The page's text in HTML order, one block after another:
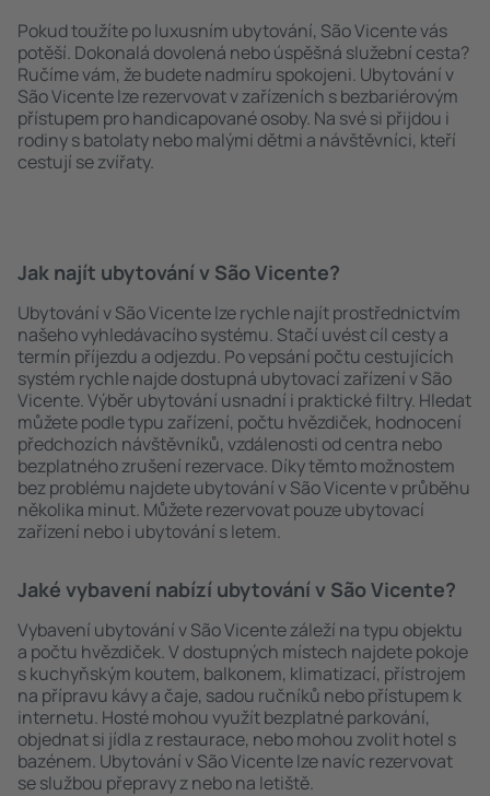
Pokud toužíte po luxusním ubytování, São Vicente vás
potěší. Dokonalá dovolená nebo úspěšná služební cesta?
Ručíme vám, že budete nadmíru spokojeni. Ubytování v
São Vicente lze rezervovat v zařízeních s bezbariérovým
přístupem pro handicapované osoby. Na své si přijdou i
rodiny s batolaty nebo malými dětmi a návštěvníci, kteří
cestují se zvířaty.
Jak najít ubytování v São Vicente?
Ubytování v São Vicente lze rychle najít prostřednictvím
našeho vyhledávacího systému. Stačí uvést cíl cesty a
termín příjezdu a odjezdu. Po vepsání počtu cestujících
systém rychle najde dostupná ubytovací zařízení v São
Vicente. Výběr ubytování usnadní i praktické filtry. Hledat
můžete podle typu zařízení, počtu hvězdiček, hodnocení
předchozích návštěvníků, vzdálenosti od centra nebo
bezplatného zrušení rezervace. Díky těmto možnostem
bez problému najdete ubytování v São Vicente v průběhu
několika minut. Můžete rezervovat pouze ubytovací
zařízení nebo i ubytování s letem.
Jaké vybavení nabízí ubytování v São Vicente?
Vybavení ubytování v São Vicente záleží na typu objektu
a počtu hvězdiček. V dostupných místech najdete pokoje
s kuchyňským koutem, balkonem, klimatizací, přístrojem
na přípravu kávy a čaje, sadou ručníků nebo přístupem k
internetu. Hosté mohou využít bezplatné parkování,
objednat si jídla z restaurace, nebo mohou zvolit hotel s
bazénem. Ubytování v São Vicente lze navíc rezervovat
se službou přepravy z nebo na letiště.